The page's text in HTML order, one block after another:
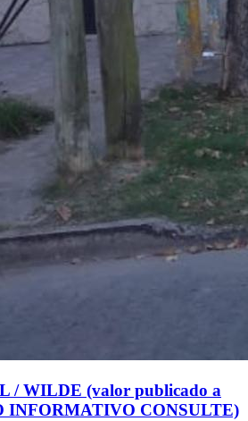
/ WILDE (valor publicado a
INFORMATIVO CONSULTE)